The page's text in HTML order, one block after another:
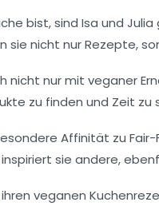
bist, sind Isa und Julia
sie nicht nur Rezepte,
nicht nur mit veganer
zu finden und Zeit zu
Affinität zu Fair-
sie andere,
veganen